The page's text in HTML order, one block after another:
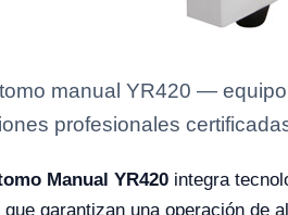
manual YR420 —
profesionales
Manual YR420 integra
que garantizan una operación de